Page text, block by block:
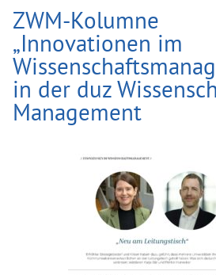
ZWM-Kolumne
„Innovationen im
in der duz
Management